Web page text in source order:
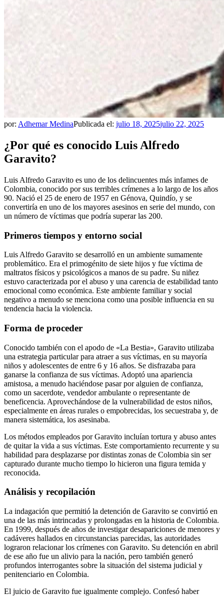
por: Adhemar MedinaPublicada el: julio 18, 2025julio 22, 2025
¿Por qué es conocido Luis Alfredo
Garavito?
Luis Alfredo Garavito es uno de los delincuentes más infames de
Colombia, conocido por sus terribles crímenes a lo largo de los años
90. Nació el 25 de enero de 1957 en Génova, Quindío, y se
convertiría en uno de los mayores asesinos en serie del mundo, con
un número de víctimas que podría superar las 200.
Primeros tiempos y entorno social
Luis Alfredo Garavito se desarrolló en un ambiente sumamente
problemático. Era el primogénito de siete hijos y fue víctima de
maltratos físicos y psicológicos a manos de su padre. Su niñez
estuvo caracterizada por el abuso y una carencia de estabilidad tanto
emocional como económica. Este ambiente familiar y social
negativo a menudo se menciona como una posible influencia en su
tendencia hacia la violencia.
Forma de proceder
Conocido también con el apodo de «La Bestia», Garavito utilizaba
una estrategia particular para atraer a sus víctimas, en su mayoría
niños y adolescentes de entre 6 y 16 años. Se disfrazaba para
ganarse la confianza de sus víctimas. Adoptó una apariencia
amistosa, a menudo haciéndose pasar por alguien de confianza,
como un sacerdote, vendedor ambulante o representante de
beneficencia. Aprovechándose de la vulnerabilidad de estos niños,
especialmente en áreas rurales o empobrecidas, los secuestraba y, de
manera sistemática, los asesinaba.
Los métodos empleados por Garavito incluían tortura y abuso antes
de quitar la vida a sus víctimas. Este comportamiento recurrente y su
habilidad para desplazarse por distintas zonas de Colombia sin ser
capturado durante mucho tiempo lo hicieron una figura temida y
reconocida.
Análisis y recopilación
La indagación que permitió la detención de Garavito se convirtió en
una de las más intrincadas y prolongadas en la historia de Colombia.
En 1999, después de años de investigar desapariciones de menores y
cadáveres hallados en circunstancias parecidas, las autoridades
lograron relacionar los crímenes con Garavito. Su detención en abril
de ese año fue un alivio para la nación, pero también generó
profundos interrogantes sobre la situación del sistema judicial y
penitenciario en Colombia.
El juicio de Garavito fue igualmente complejo. Confesó haber